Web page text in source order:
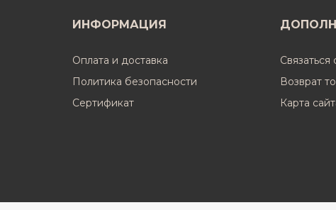
ИНФОРМАЦИЯ
Оплата и доставка
Политика безопасности
Cертификат
Связаться
Возврат
Карта